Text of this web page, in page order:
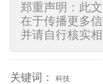
郑重声明：此
在于传播更多
并请自行核实相
关键词： 科技